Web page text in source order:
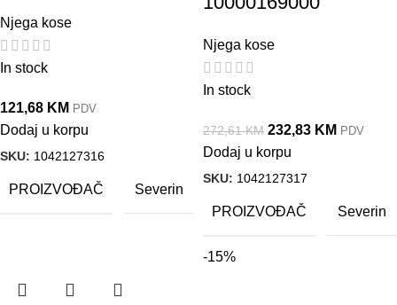
Njega kose
In stock
121,68 KM PDV
Dodaj u korpu
SKU: 1042127316
PROIZVOĐAČ Severin
Njega kose
In stock
272,61KM 232,83 KM PDV
Dodaj u korpu
SKU: 1042127317
PROIZVOĐAČ Severin
-15%